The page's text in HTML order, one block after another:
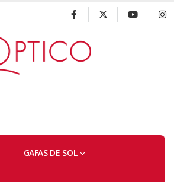
GAFAS DE SOL